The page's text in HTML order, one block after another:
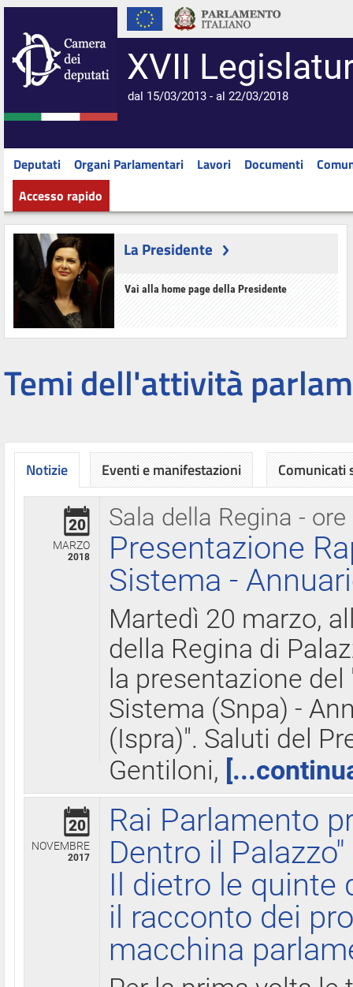
XVII
dal 15/03/2013 - al 22/03/2018
Deputati Organi Parlamentari Lavori Documenti
Accesso rapido
La Presidente
Vai alla home page della Presidente
Temi dell'attività
Notizie
Sala della Regina - ore
20
MARZO
2018
Presentazione
Sistema -
Martedì 20 marzo,
della Regina di
la presentazione
Sistema (Snpa) -
(Ispra)". Saluti del
Gentiloni,
20
NOVEMBRE
2017
Rai Parlamento
Dentro il Palazzo"
Il dietro le quinte
il racconto dei
macchina
Eventi e manifestazioni Comunicati